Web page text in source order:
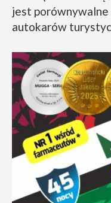
jest porównywalne
autokarów